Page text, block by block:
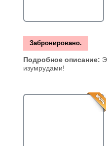
Забронировано.
Подробное описание:
изумрудами!